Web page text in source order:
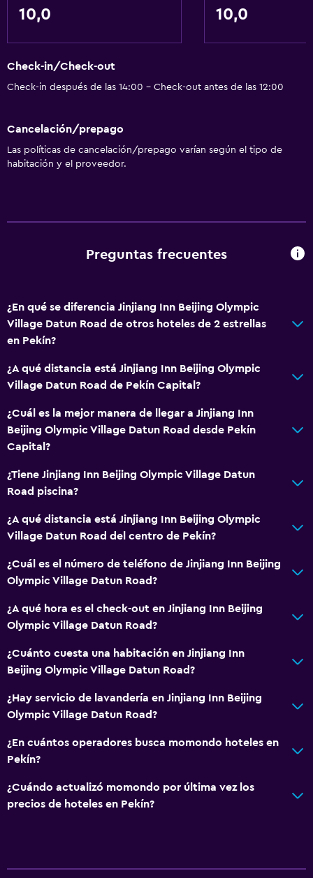
10,0 10,0
Check-in/Check-out
Check-in después de las 14:00 - Check-out antes de las 12:00
Cancelación/prepago
Las políticas de cancelación/prepago varían según el tipo de
habitación y el proveedor.
Preguntas frecuentes
¿En qué se diferencia Jinjiang Inn Beijing Olympic
Village Datun Road de otros hoteles de 2 estrellas
en Pekín?
¿A qué distancia está Jinjiang Inn Beijing Olympic
Village Datun Road de Pekín Capital?
¿Cuál es la mejor manera de llegar a Jinjiang Inn
Beijing Olympic Village Datun Road desde Pekín
Capital?
¿Tiene Jinjiang Inn Beijing Olympic Village Datun
Road piscina?
¿A qué distancia está Jinjiang Inn Beijing Olympic
Village Datun Road del centro de Pekín?
¿Cuál es el número de teléfono de Jinjiang Inn Beijing
Olympic Village Datun Road?
¿A qué hora es el check-out en Jinjiang Inn Beijing
Olympic Village Datun Road?
¿Cuánto cuesta una habitación en Jinjiang Inn
Beijing Olympic Village Datun Road?
¿Hay servicio de lavandería en Jinjiang Inn Beijing
Olympic Village Datun Road?
¿En cuántos operadores busca momondo hoteles en
Pekín?
¿Cuándo actualizó momondo por última vez los
precios de hoteles en Pekín?